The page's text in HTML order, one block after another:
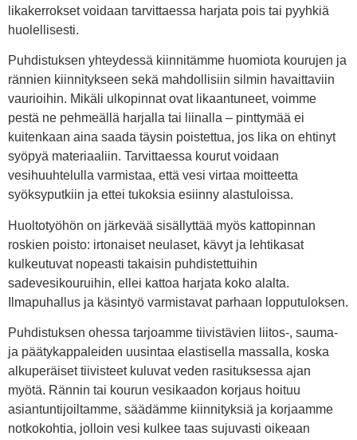
likakerrokset voidaan tarvittaessa harjata pois tai pyyhkiä
huolellisesti.
Puhdistuksen yhteydessä kiinnitämme huomiota kourujen ja
rännien kiinnitykseen sekä mahdollisiin silmin havaittaviin
vaurioihin. Mikäli ulkopinnat ovat likaantuneet, voimme
pestä ne pehmeällä harjalla tai liinalla – pinttymää ei
kuitenkaan aina saada täysin poistettua, jos lika on ehtinyt
syöpyä materiaaliin. Tarvittaessa kourut voidaan
vesihuuhtelulla varmistaa, että vesi virtaa moitteetta
syöksyputkiin ja ettei tukoksia esiinny alastuloissa.
Huoltotyöhön on järkevää sisällyttää myös kattopinnan
roskien poisto: irtonaiset neulaset, kävyt ja lehtikasat
kulkeutuvat nopeasti takaisin puhdistettuihin
sadevesikouruihin, ellei kattoa harjata koko alalta.
Ilmapuhallus ja käsintyö varmistavat parhaan lopputuloksen.
Puhdistuksen ohessa tarjoamme tiivistävien liitos-, sauma-
ja päätykappaleiden uusintaa elastisella massalla, koska
alkuperäiset tiivisteet kuluvat veden rasituksessa ajan
myötä. Rännin tai kourun vesikaadon korjaus hoituu
asiantuntijoiltamme, säädämme kiinnityksiä ja korjaamme
notkokohtia, jolloin vesi kulkee taas sujuvasti oikeaan